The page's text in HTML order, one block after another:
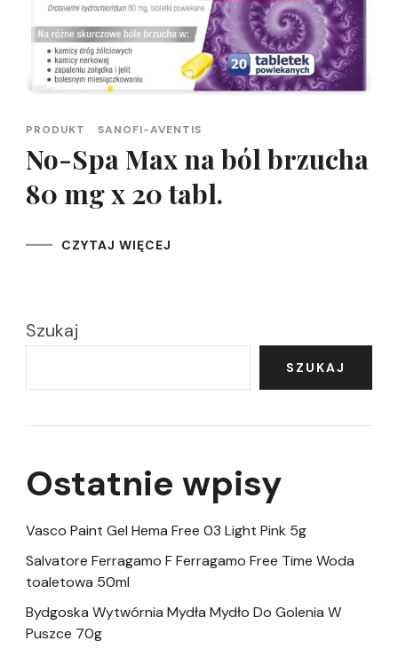
PRODUKT SANOFI-AVENTIS
No-Spa Max na ból brzucha
80 mg x 20 tabl.
CZYTAJ WIĘCEJ
Szukaj
SZUKAJ
Ostatnie wpisy
Vasco Paint Gel Hema Free 03 Light Pink 5g
Salvatore Ferragamo F Ferragamo Free Time Woda
toaletowa 50ml
Bydgoska Wytwórnia Mydła Mydło Do Golenia W
Puszce 70g